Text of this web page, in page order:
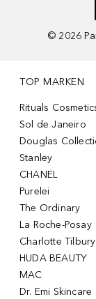
© 2026
TOP MARKEN
Rituals
Sol de Janeiro
Douglas
Stanley
CHANEL
Purelei
The Ordinary
La Roche-Posay
Charlotte Tilbury
HUDA BEAUTY
MAC
Dr. Emi Skincare